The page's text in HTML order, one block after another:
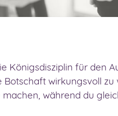
Königsdisziplin für den
Botschaft wirkungsvoll
während du